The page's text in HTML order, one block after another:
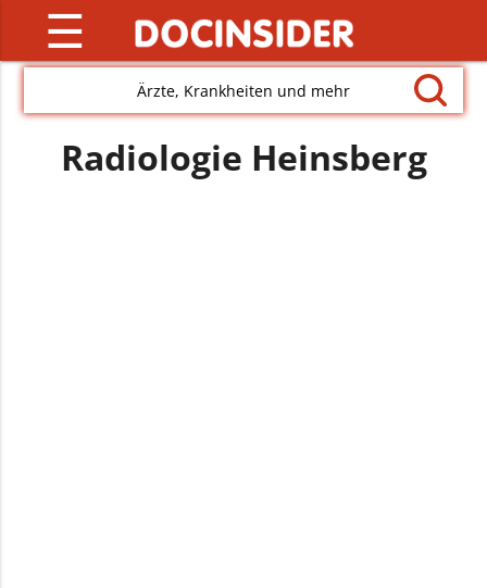
☰
Ärzte, Krankheiten und mehr
Radiologie Heinsberg